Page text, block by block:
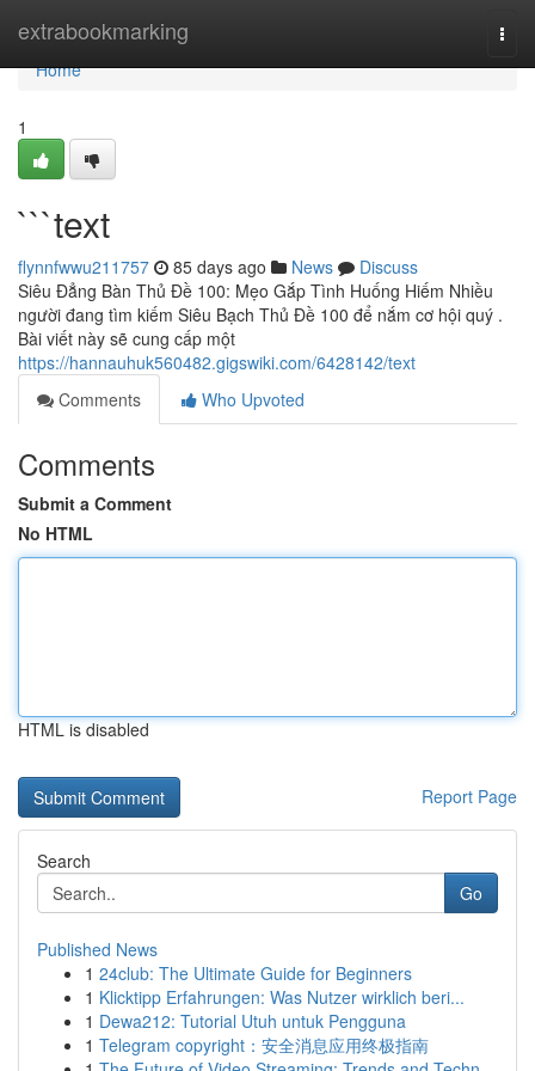
extrabookmarking
Home
Home
1
```text
flynnfwwu211757 85 days ago News
Discuss
Siêu Đẳng Bàn Thủ Đề 100: Mẹo Gắp Tình Huống Hiếm Nhiều
người đang tìm kiếm Siêu Bạch Thủ Đề 100 để nắm cơ hội quý .
Bài viết này sẽ cung cấp một
https://hannauhuk560482.gigswiki.com/6428142/text
Comments
Who Upvoted
Comments
Submit a Comment
No HTML
HTML is disabled
Report Page
Search
Go
Published News
1 24club: The Ultimate Guide for Beginners
1 Klicktipp Erfahrungen: Was Nutzer wirklich beri...
1 Dewa212: Tutorial Utuh untuk Pengguna
1 Telegram copyright：安全消息应用终极指南